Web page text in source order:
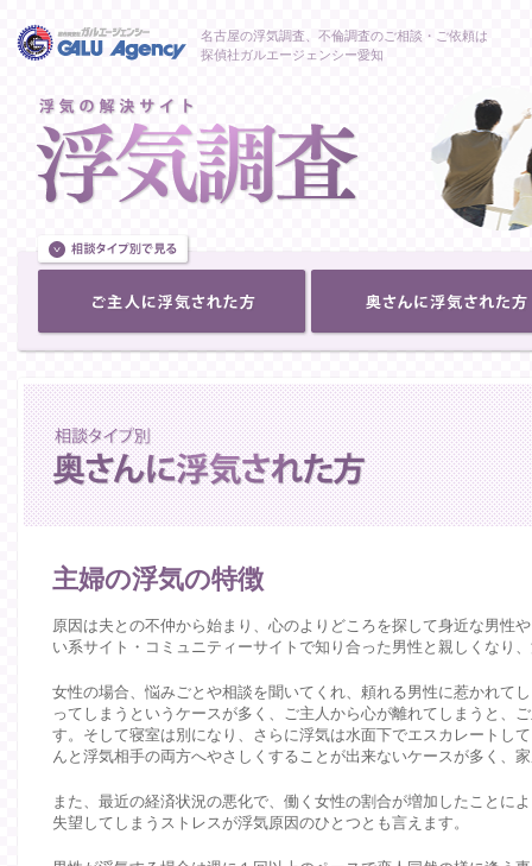
名古屋の浮気調査、不倫調査のご相談・ご依頼は
探偵社ガルエージェンシー愛知
主婦の浮気の特徴
原因は夫との不仲から始まり、心のよりどころを探して身近な男性
い系サイト・コミュニティーサイトで知り合った男性と親しくなり
女性の場合、悩みごとや相談を聞いてくれ、頼れる男性に惹かれて
ってしまうというケースが多く、ご主人から心が離れてしまうと、
す。そして寝室は別になり、さらに浮気は水面下でエスカレートし
んと浮気相手の両方へやさしくすることが出来ないケースが多く、
また、最近の経済状況の悪化で、働く女性の割合が増加したことに
失望してしまうストレスが浮気原因のひとつとも言えます。